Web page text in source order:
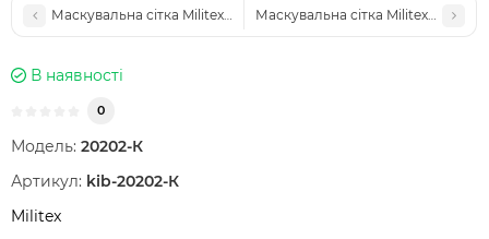
Маскувальна сітка Militex Камуфляж 10х20м (площа 200 кв.м.)
Маскувальна сітка Militex
В наявності
0
Модель: 20202-К
Артикул: kib-20202-К
Militex